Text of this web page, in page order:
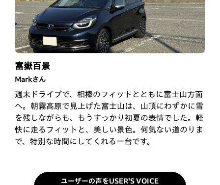
納車されてから3年！
takeタケさん
納車されてから3年が経ちました。乗れば乗るほどフ
ィットの良さがジワジワと伝わってきて、乗る人の事
をよく考えて作られているんだな、という事を実感し
ています。現行型のコンセプトである「心地良い」と
いうのはこういう事なんですね！個人的にお気に入り
RSとはじめての桜
ケイさん
この春車を買い替えることになり、以前代車で乗った
際に、加速と取り回しの良さを感じていたフィットを
購入することにしました。代車で乗ったのはe:HEVの
CROSSTARでしたが、走りにも拘りたかったので
e:HEVのRSを選択。納車された翌週末には、早速、
富嶽百景
Markさん
週末ドライブで、相棒のフィットとともに富士山方面
へ。朝霧高原で見上げた富士山は、山頂にわずかに雪
を残しながらも、もうすっかり初夏の表情でした。軽
快に走るフィットと、美しい景色。何気ない道のりま
で、特別な時間にしてくれる一台です。
ユーザーの声をUSER'S VOICE